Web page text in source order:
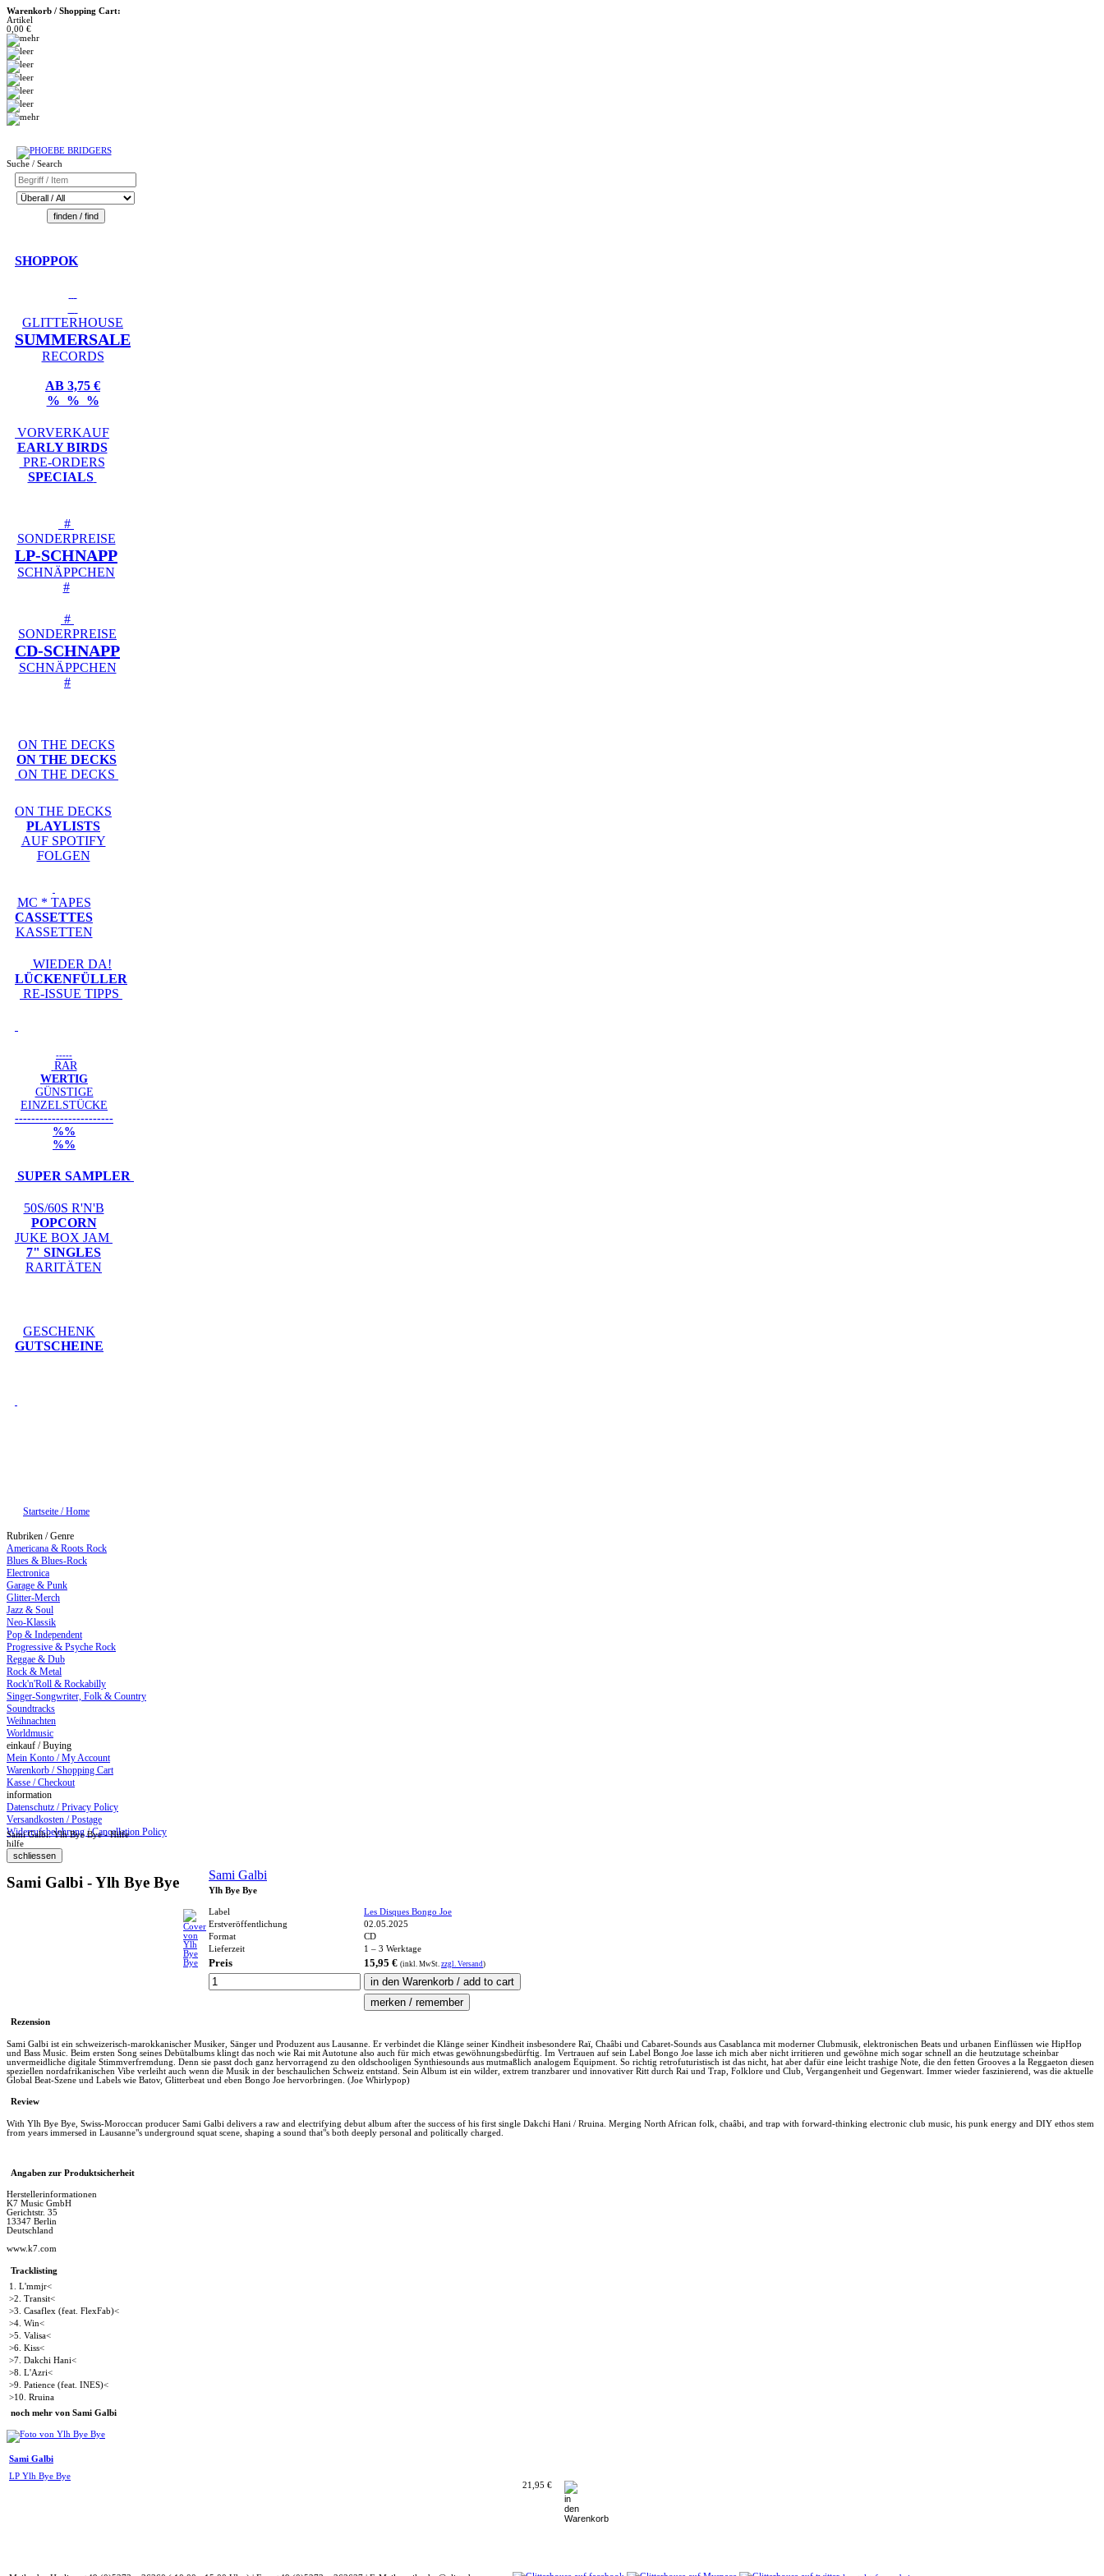
Warenkorb / Shopping Cart:
Artikel
0,00 €
Suche / Search
SHOPPOK
GLITTERHOUSE
SUMMERSALE
RECORDS
AB 3,75 €
% % %
VORVERKAUF
EARLY BIRDS
PRE-ORDERS
SPECIALS
#
SONDERPREISE
LP-SCHNAPP
SCHNÄPPCHEN
#
#
SONDERPREISE
CD-SCHNAPP
SCHNÄPPCHEN
#
ON THE DECKS
ON THE DECKS
ON THE DECKS
ON THE DECKS
PLAYLISTS
AUF SPOTIFY
FOLGEN
MC * TAPES
CASSETTES
KASSETTEN
WIEDER DA!
LÜCKENFÜLLER
RE-ISSUE TIPPS
-----
RAR
WERTIG
GÜNSTIGE
EINZELSTÜCKE
------------------------
%%
%%
SUPER SAMPLER
50S/60S R'N'B
POPCORN
JUKE BOX JAM
7" SINGLES
RARITÄTEN
GESCHENK
GUTSCHEINE
Startseite / Home
Rubriken / Genre
Americana & Roots Rock
Blues & Blues-Rock
Electronica
Garage & Punk
Glitter-Merch
Jazz & Soul
Neo-Klassik
Pop & Independent
Progressive & Psyche Rock
Reggae & Dub
Rock & Metal
Rock'n'Roll & Rockabilly
Singer-Songwriter, Folk & Country
Soundtracks
Weihnachten
Worldmusic
einkauf / Buying
Mein Konto / My Account
Warenkorb / Shopping Cart
Kasse / Checkout
information
Datenschutz / Privacy Policy
Versandkosten / Postage
Widerrufsbelehrung / Cancellation Policy
Sami Galbi: Ylh Bye Bye - Hilfe
hilfe
Sami Galbi - Ylh Bye Bye Sami Galbi
Ylh Bye Bye
Label
Les Disques Bongo Joe
Erstveröffentlichung
02.05.2025
Format
CD
Lieferzeit
1 – 3 Werktage
Preis 15,95 € (inkl. MwSt. zzgl. Versand)
Rezension
Sami Galbi ist ein schweizerisch-marokkanischer Musiker, Sänger und Produzent aus Lausanne. Er verbindet die Klänge seiner Kindheit insbesondere Raï, Chaâbi und Cabaret-Sounds aus Casablanca mit moderner Clubmusik, elektronischen Beats und urbanen Einflüssen wie HipHop
und Bass Music. Beim ersten Song seines Debütalbums klingt das noch wie Rai mit Autotune also auch für mich etwas gewöhnungsbedürftig. Im Vertrauen auf sein Label Bongo Joe lasse ich mich aber nicht irritieren und gewöhne mich sogar schnell an die heutzutage scheinbar
unvermeidliche digitale Stimmverfremdung. Denn sie passt doch ganz hervorragend zu den oldschooligen Synthiesounds aus mutmaßlich analogem Equipment. So richtig retrofuturistisch ist das nicht, hat aber dafür eine leicht trashige Note, die den fetten Grooves a la Reggaeton diesen
speziellen nordafrikanischen Vibe verleiht auch wenn die Musik in der beschaulichen Schweiz entstand. Sein Album ist ein wilder, extrem tranzbarer und innovativer Ritt durch Rai und Trap, Folklore und Club, Vergangenheit und Gegenwart. Immer wieder faszinierend, was die aktuelle
Global Beat-Szene und Labels wie Batov, Glitterbeat und eben Bongo Joe hervorbringen. (Joe Whirlypop)
Review
With Ylh Bye Bye, Swiss-Moroccan producer Sami Galbi delivers a raw and electrifying debut album after the success of his first single Dakchi Hani / Rruina. Merging North African folk, chaâbi, and trap with forward-thinking electronic club music, his punk energy and DIY ethos stem
from years immersed in Lausanne"s underground squat scene, shaping a sound that"s both deeply personal and politically charged.
Angaben zur Produktsicherheit
Herstellerinformationen
K7 Music GmbH
Gerichtstr. 35
13347 Berlin
Deutschland
www.k7.com
Tracklisting
1. L'mmjr<
>2. Transit<
>3. Casaflex (feat. FlexFab)<
>4. Win<
>5. Valisa<
>6. Kiss<
>7. Dakchi Hani<
>8. L'Azri<
>9. Patience (feat. INES)<
>10. Rruina
noch mehr von Sami Galbi
Sami Galbi
LP Ylh Bye Bye
21,95 €